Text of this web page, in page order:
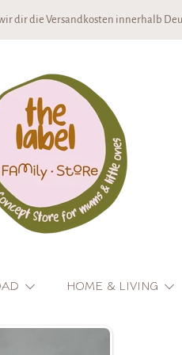
dir die Versandkosten innerhalb
HOME & LIVING